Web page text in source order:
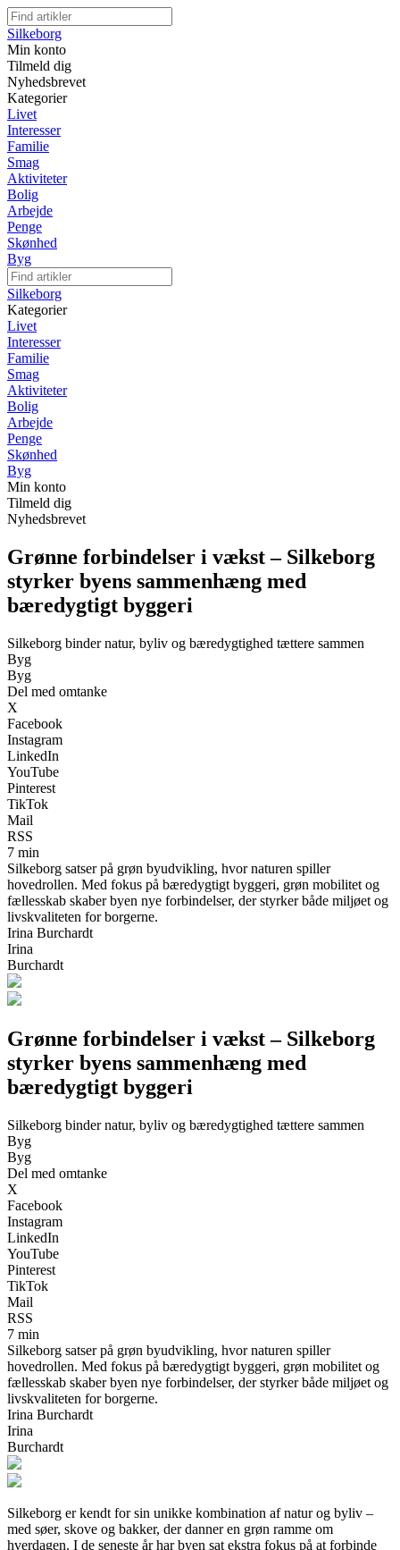
Silkeborg
Min konto
Tilmeld dig
Nyhedsbrevet
Kategorier
Livet
Interesser
Familie
Smag
Aktiviteter
Bolig
Arbejde
Penge
Skønhed
Byg
Silkeborg
Kategorier
Livet
Interesser
Familie
Smag
Aktiviteter
Bolig
Arbejde
Penge
Skønhed
Byg
Min konto
Tilmeld dig
Nyhedsbrevet
Grønne forbindelser i vækst – Silkeborg
styrker byens sammenhæng med
bæredygtigt byggeri
Silkeborg binder natur, byliv og bæredygtighed tættere sammen
Byg
Byg
Del med omtanke
X
Facebook
Instagram
LinkedIn
YouTube
Pinterest
TikTok
Mail
RSS
7 min
Silkeborg satser på grøn byudvikling, hvor naturen spiller
hovedrollen. Med fokus på bæredygtigt byggeri, grøn mobilitet og
fællesskab skaber byen nye forbindelser, der styrker både miljøet og
livskvaliteten for borgerne.
Irina Burchardt
Irina
Burchardt
Grønne forbindelser i vækst – Silkeborg
styrker byens sammenhæng med
bæredygtigt byggeri
Silkeborg binder natur, byliv og bæredygtighed tættere sammen
Byg
Byg
Del med omtanke
X
Facebook
Instagram
LinkedIn
YouTube
Pinterest
TikTok
Mail
RSS
7 min
Silkeborg satser på grøn byudvikling, hvor naturen spiller
hovedrollen. Med fokus på bæredygtigt byggeri, grøn mobilitet og
fællesskab skaber byen nye forbindelser, der styrker både miljøet og
livskvaliteten for borgerne.
Irina Burchardt
Irina
Burchardt
Silkeborg er kendt for sin unikke kombination af natur og byliv –
med søer, skove og bakker, der danner en grøn ramme om
hverdagen. I de seneste år har byen sat ekstra fokus på at forbinde